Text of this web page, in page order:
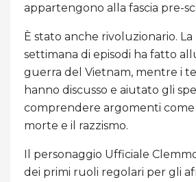
appartengono alla fascia pre-
È stato anche rivoluzionario. La
settimana di episodi ha fatto
guerra del Vietnam, mentre i
hanno discusso e aiutato gli
comprendere argomenti come
morte e il razzismo.
Il personaggio Ufficiale
dei primi ruoli regolari per gli